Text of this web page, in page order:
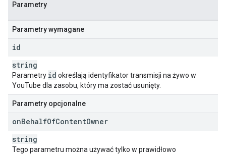
Parametry
Parametry wymagane
id
string
Parametry id określają identyfikator transmisji na żywo w
YouTube dla zasobu, który ma zostać usunięty.
Parametry opcjonalne
onBehalfOfContentOwner
string
Tego parametru można używać tylko w prawidłowo